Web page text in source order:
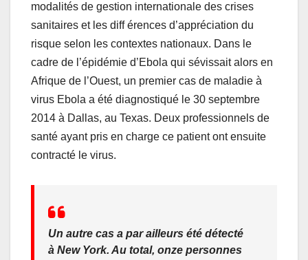
modalités de gestion internationale des crises
sanitaires et les diff érences d’appréciation du
risque selon les contextes nationaux. Dans le
cadre de l’épidémie d’Ebola qui sévissait alors en
Afrique de l’Ouest, un premier cas de maladie à
virus Ebola a été diagnostiqué le 30 septembre
2014 à Dallas, au Texas. Deux professionnels de
santé ayant pris en charge ce patient ont ensuite
contracté le virus.
Un autre cas a par ailleurs été détecté
à New York. Au total, onze personnes